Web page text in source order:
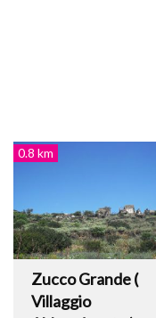
0.8 km
Zucco Grande (
Villaggio